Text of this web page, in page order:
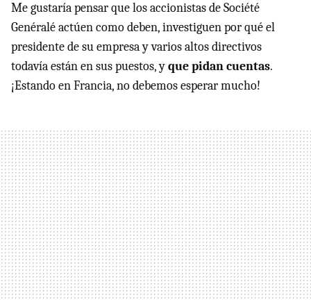
Me gustaría pensar que los accionistas de Société
Genéralé actúen como deben, investiguen por qué el
presidente de su empresa y varios altos directivos
todavía están en sus puestos, yque pidan cuentas.
¡Estando en Francia, no debemos esperar mucho!